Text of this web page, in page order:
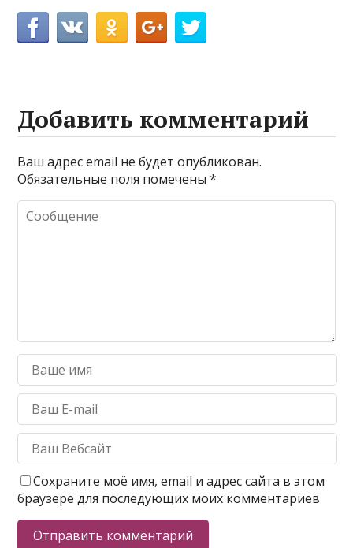
Добавить комментарий
Ваш адрес email не будет опубликован.
Обязательные поля помечены*
Сохраните моё имя, email и адрес сайта в этом
браузере для последующих моих комментариев